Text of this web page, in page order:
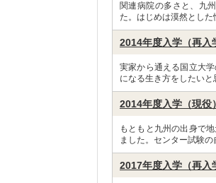
関連病院の多さと、九
た。はじめは漠然とし
2014年度入学（再入
実家から通える国立大
になる生き方をしたい
2014年度入学（現役）
もともと九州の出身で
ました。センター試験
2017年度入学（再入